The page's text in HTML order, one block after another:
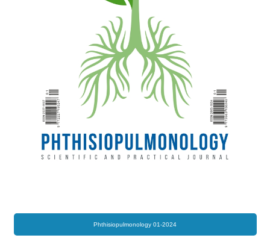
Phthisiopulmonology 01-2024